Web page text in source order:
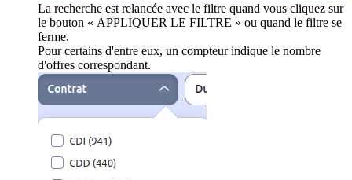
La recherche est relancée avec le filtre quand vous cliquez sur
le bouton « APPLIQUER LE FILTRE » ou quand le filtre se
ferme.
Pour certains d'entre eux, un compteur indique le nombre
d'offres correspondant.